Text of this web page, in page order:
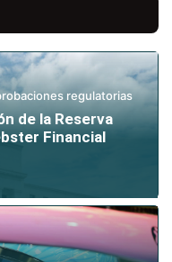
regulatorias
de la Reserva
Financial